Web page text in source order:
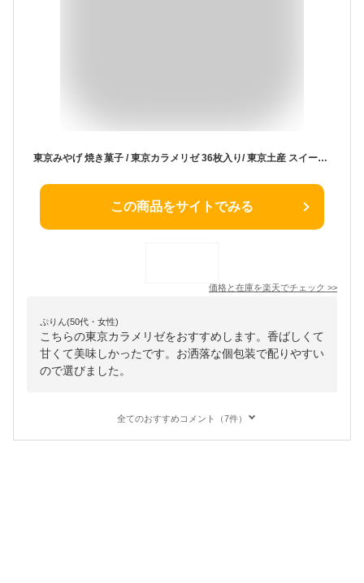
東京みやげ 焼き菓子 / 東京カラメリゼ 36枚入り/ 東京土産 スイーツ ギフト 詰め合わせ 個包装 洋菓子 手土産 内祝 お返し プレゼント 御祝 御礼 結婚 出産 職場 会社 退職 日持ち あす楽 送料無料
この商品をサイトでみる
価格と在庫を楽天でチェック >>
ぷりん(50代・女性)
こちらの東京カラメリゼをおすすめします。香ばしくて
甘くて美味しかったです。お洒落な個包装で配りやすい
ので選びました。
全てのおすすめコメント（7件）